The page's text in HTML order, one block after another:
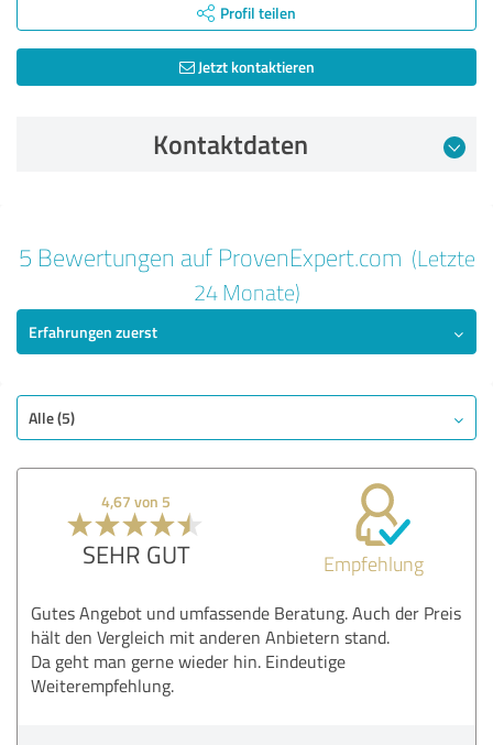
Profil teilen
Jetzt kontaktieren
Kontaktdaten
SEHR GUT
Beratung
Freundlichkeit
Bewertung anzeigen
5 Bewertungen auf ProvenExpert.com (Letzte
24 Monate)
Erfahrungen zuerst
Alle (5)
4,67 von 5
SEHR GUT Empfehlung
Gutes Angebot und umfassende Beratung. Auch der Preis
hält den Vergleich mit anderen Anbietern stand.
Da geht man gerne wieder hin. Eindeutige
Weiterempfehlung.